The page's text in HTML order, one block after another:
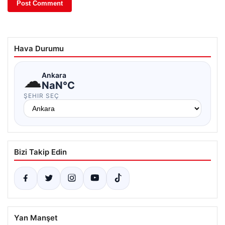
Hava Durumu
☁Ankara
NaN°C
ŞEHIR SEÇ
Bizi Takip Edin
Yan Manşet